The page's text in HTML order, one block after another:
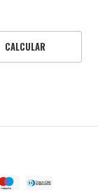
CALCULAR